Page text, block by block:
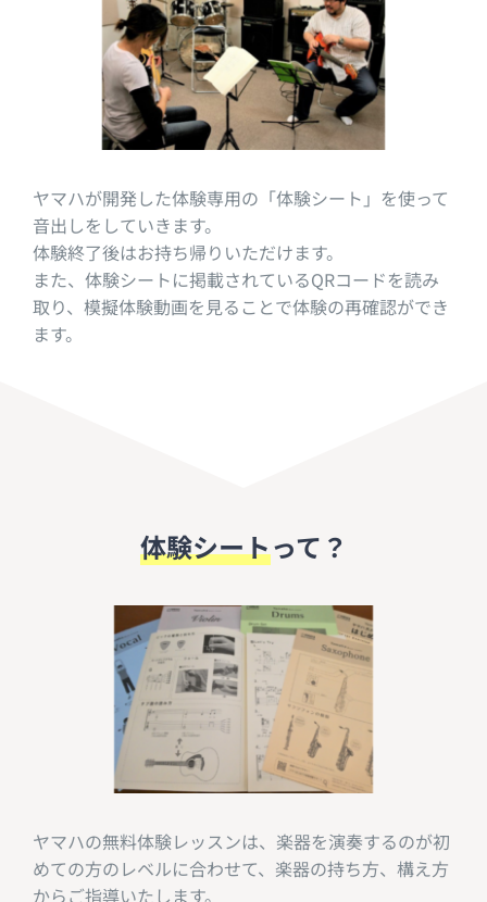
ヤマハが開発した体験専用の「体験シート」を使って
音出しをしていきます。
体験終了後はお持ち帰りいただけます。
また、体験シートに掲載されているQRコードを読み
取り、模擬体験動画を見ることで体験の再確認ができ
ます。
体験シートって？
ヤマハの無料体験レッスンは、楽器を演奏するのが初
めての方のレベルに合わせて、楽器の持ち方、構え方
からご指導いたします。